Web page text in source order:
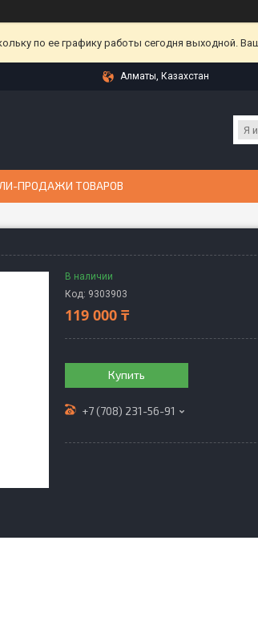
по ее графику работы сегодня выходной.
Алматы, Казахстан
ПРОДАЖИ ТОВАРОВ
В наличии
Код: 9303903
119 000 ₸
Купить
+7 (708) 231-56-91